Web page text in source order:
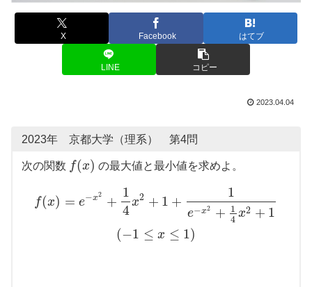
X Facebook はてブ
LINE コピー
2023.04.04
2023年 京都大学（理系） 第4問
次の関数 f(x) の最大値と最小値を求めよ。
f(x) = e−x2 +
1
4
x2 + 1 +
1
e−x2 + 1
4 x2 + 1
(−1 ≤ x ≤ 1)